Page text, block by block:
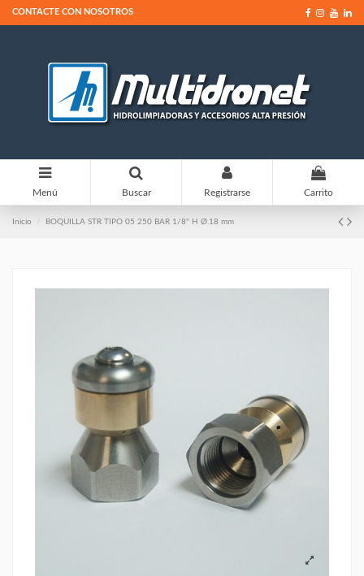
CONTACTE CON NOSOTROS
Menú Buscar Registrarse
0
Carrito
Inicio BOQUILLA STR TIPO 05 250 BAR 1/8" H Ø.18 mm